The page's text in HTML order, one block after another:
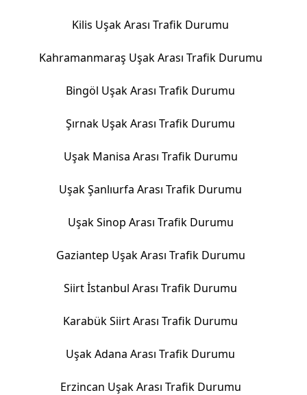
Kilis Uşak Arası Trafik Durumu
Kahramanmaraş Uşak Arası Trafik Durumu
Bingöl Uşak Arası Trafik Durumu
Şırnak Uşak Arası Trafik Durumu
Uşak Manisa Arası Trafik Durumu
Uşak Şanlıurfa Arası Trafik Durumu
Uşak Sinop Arası Trafik Durumu
Gaziantep Uşak Arası Trafik Durumu
Siirt İstanbul Arası Trafik Durumu
Karabük Siirt Arası Trafik Durumu
Uşak Adana Arası Trafik Durumu
Erzincan Uşak Arası Trafik Durumu